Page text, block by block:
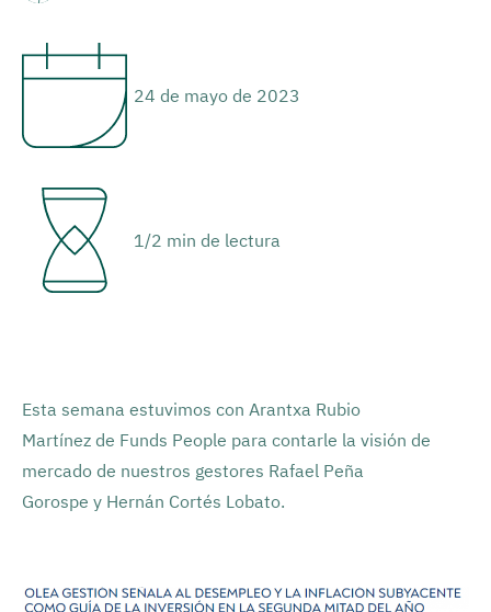
24 de mayo de 2023
1/2 min de lectura
Esta semana estuvimos con Arantxa Rubio
Martínez de Funds People para contarle la visión de
mercado de nuestros gestores Rafael Peña
Gorospe y Hernán Cortés Lobato.